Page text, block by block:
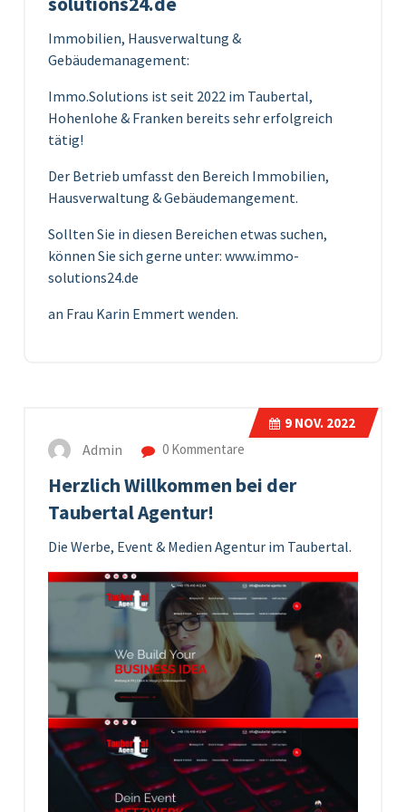
Immobilien, Hausverwaltung &
Gebäudemanagement:
Immo.Solutions ist seit 2022 im Taubertal,
Hohenlohe & Franken bereits sehr erfolgreich
tätig!
Der Betrieb umfasst den Bereich Immobilien,
Hausverwaltung & Gebäudemangement.
Sollten Sie in diesen Bereichen etwas suchen,
können Sie sich gerne unter: www.immo-
solutions24.de
an Frau Karin Emmert wenden.
9 NOV. 2022
Admin 0 Kommentare
Herzlich Willkommen bei der
Taubertal Agentur!
Die Werbe, Event & Medien Agentur im Taubertal.